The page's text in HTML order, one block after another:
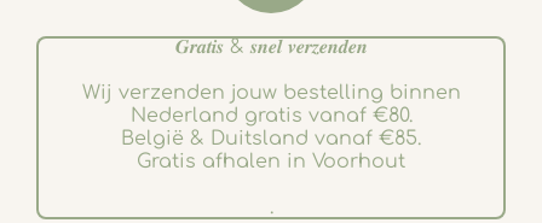
𝑮𝒓𝒂𝒕𝒊𝒔 & 𝒔𝒏𝒆𝒍 𝒗𝒆𝒓𝒛𝒆𝒏𝒅𝒆𝒏
Wij verzenden jouw bestelling binnen
Nederland gratis vanaf €80.
België & Duitsland vanaf €85.
Gratis afhalen in Voorhout
.